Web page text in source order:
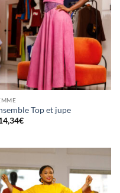
Top et jupe
€